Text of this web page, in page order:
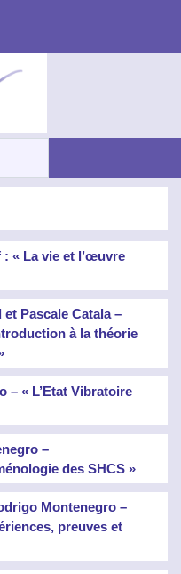
« La vie et l’œuvre
Pascale Catala –
à la théorie
– « L’Etat Vibratoire
–
des SHCS »
Montenegro –
preuves et